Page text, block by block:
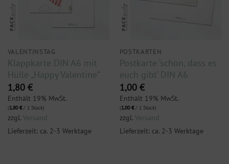
VALENTINSTAG
Klappkarte DIN A6 mit
Hülle „Happy Valentine“
1,80 €
Enthält 19% MwSt.
(1,80€/ 1 Stück)
zzgl. Versand
Lieferzeit: ca. 2-3 Werktage
POSTKARTEN
Postkarte ’schön, dass es
euch gibt‘ DIN A6
1,00 €
Enthält 19% MwSt.
(1,00€/ 1 Stück)
zzgl. Versand
Lieferzeit: ca. 2-3 Werktage